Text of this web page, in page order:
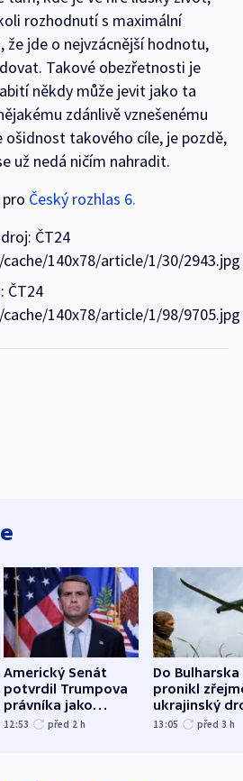
rozhodnutí s maximální
že jde o nejvzácnější hodnotu,
Takové obezřetnosti je
někdy může jevit jako ta
zdánlivě vznešenému
ošidnost takového cíle, je pozdě,
už nedá ničím nahradit.
Český rozhlas 6.
ČT24
140x78/article/1/30/2943.jpg
ČT24
140x78/article/1/98/9705.jpg
Americký Senát
potvrdil Trumpova
právníka jako
ministra
12:53 před 2 h
Do Bulharska
pronikl
ukrajinský
explodoval
13:05 před 3 h